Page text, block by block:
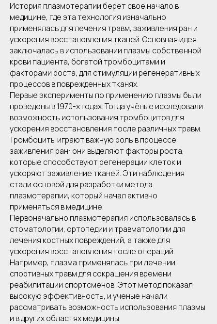
История плазмотерапии берет свое начало в
медицине, где эта технология изначально
применялась для лечения травм, заживления ран и
ускорения восстановления тканей. Основная идея
заключалась в использовании плазмы собственной
крови пациента, богатой тромбоцитами и
факторами роста, для стимуляции регенеративных
процессов в поврежденных тканях.
Первые эксперименты по применению плазмы были
проведены в 1970-х годах. Тогда учёные исследовали
возможность использования тромбоцитов для
ускорения восстановления после различных травм.
Тромбоциты играют важную роль в процессе
заживления ран: они выделяют факторы роста,
которые способствуют регенерации клеток и
ускоряют заживление тканей. Эти наблюдения
стали основой для разработки метода
плазмотерапии, который начал активно
применяться в медицине.
Первоначально плазмотерапия использовалась в
стоматологии, ортопедии и травматологии для
лечения костных повреждений, а также для
ускорения восстановления после операций.
Например, плазма применялась при лечении
спортивных травм для сокращения времени
реабилитации спортсменов. Этот метод показал
высокую эффективность, и ученые начали
рассматривать возможность использования плазмы
и в других областях медицины.